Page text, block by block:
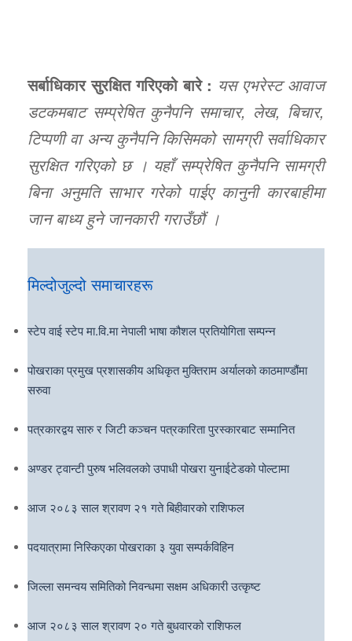
सर्बाधिकार सुरक्षित गरिएको बारे : यस एभरेस्ट आवाज
डटकमबाट सम्प्रेषित कुनैपनि समाचार, लेख, बिचार,
टिप्पणी वा अन्य कुनैपनि किसिमको सामग्री सर्वाधिकार
सुरक्षित गरिएको छ । यहाँ सम्प्रेषित कुनैपनि सामग्री
बिना अनुमति साभार गरेको पाईए कानुनी कारबाहीमा
जान बाध्य हुने जानकारी गराउँछौं ।
मिल्दोजुल्दो समाचारहरू
स्टेप वाई स्टेप मा.वि.मा नेपाली भाषा कौशल प्रतियोगिता सम्पन्न
पोखराका प्रमुख प्रशासकीय अधिकृत मुक्तिराम अर्यालको काठमाण्डौंमा
सरुवा
पत्रकारद्वय सारु र जिटी कञ्चन पत्रकारिता पुरस्कारबाट सम्मानित
अण्डर ट्वान्टी पुरुष भलिवलको उपाधी पोखरा युनाईटेडको पोल्टामा
आज २०८३ साल श्रावण २१ गते बिहीवारको राशिफल
पदयात्रामा निस्किएका पोखराका ३ युवा सम्पर्कविहिन
जिल्ला समन्वय समितिको निवन्धमा सक्षम अधिकारी उत्कृष्ट
आज २०८३ साल श्रावण २० गते बुधवारको राशिफल